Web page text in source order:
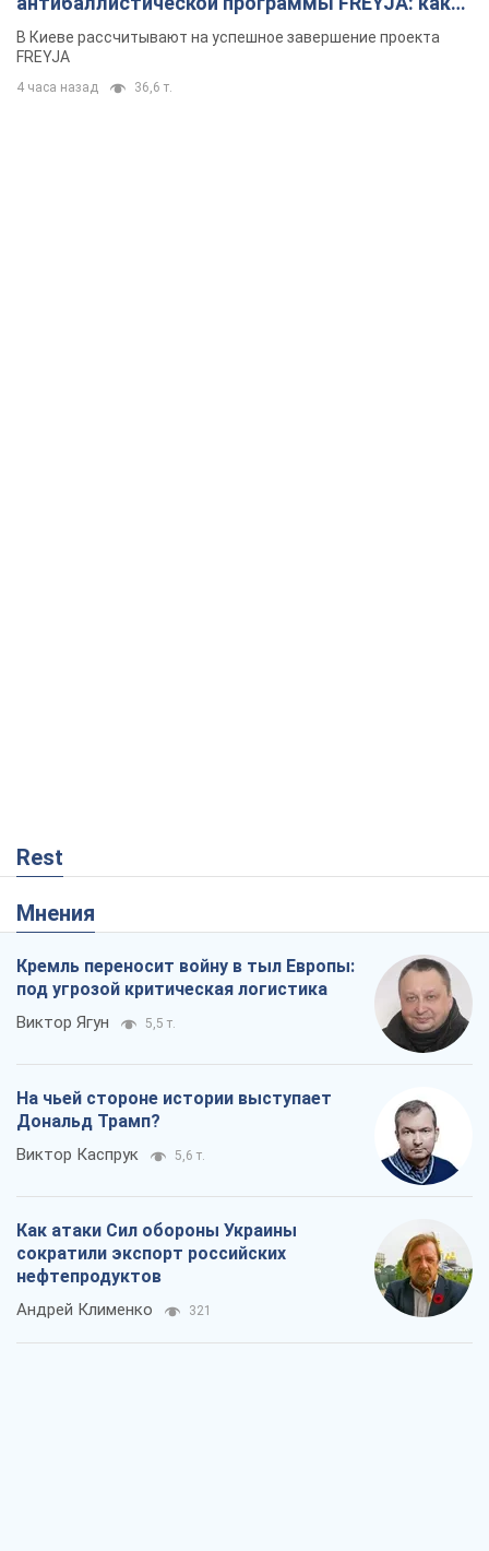
решения готовятся
В Киеве рассчитывают на успешное завершение проекта
FREYJA
4 часа назад 36,6 т.
Rest
Мнения
Кремль переносит войну в тыл Европы:
под угрозой критическая логистика
Виктор Ягун 5,5 т.
На чьей стороне истории выступает
Дональд Трамп?
Виктор Каспрук 5,6 т.
Как атаки Сил обороны Украины
сократили экспорт российских
нефтепродуктов
Андрей Клименко 321